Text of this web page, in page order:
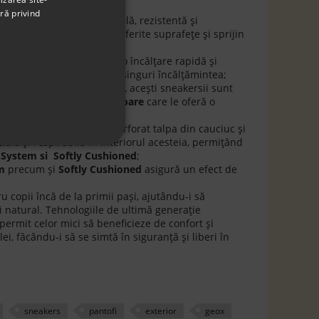
pe tot parcursul zilei;
100% cauciuc
, fiind flexibilă, rezistentă și
aderență excelentă pe diferite suprafețe și sprijin
permite o încălțare rapidă și
care încep să își pună singuri încălțămintea;
mers sănătos și natural, acești sneakersii sunt
cu tehnologii inovatoare care le oferă o
(Geox a perforat talpa din cauciuc și
și respirabilă în interiorul acesteia, permițând
System si Softly Cushioned;
precum și Softly Cushioned asigură un efect de
copii încă de la primii pași, ajutându-i să
natural. Tehnologiile de ultimă generație
celor mici să beneficieze de confort și
făcându-i să se simtă în siguranță și liberi în
sneakers pantofi exterior
geox
privind